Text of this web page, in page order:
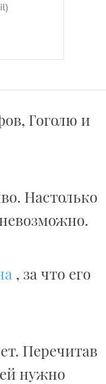
Гоголю и
Настолько
, за что его
Перечитав
нужно